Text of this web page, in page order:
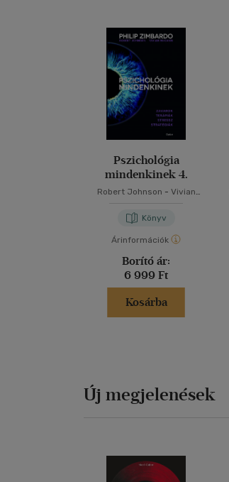
Pszichológia
mindenkinek 4.
Robert Johnson - Vivian
Könyv
Árinformációk
Borító ár:
6 999 Ft
Kosárba
Új megjelenések